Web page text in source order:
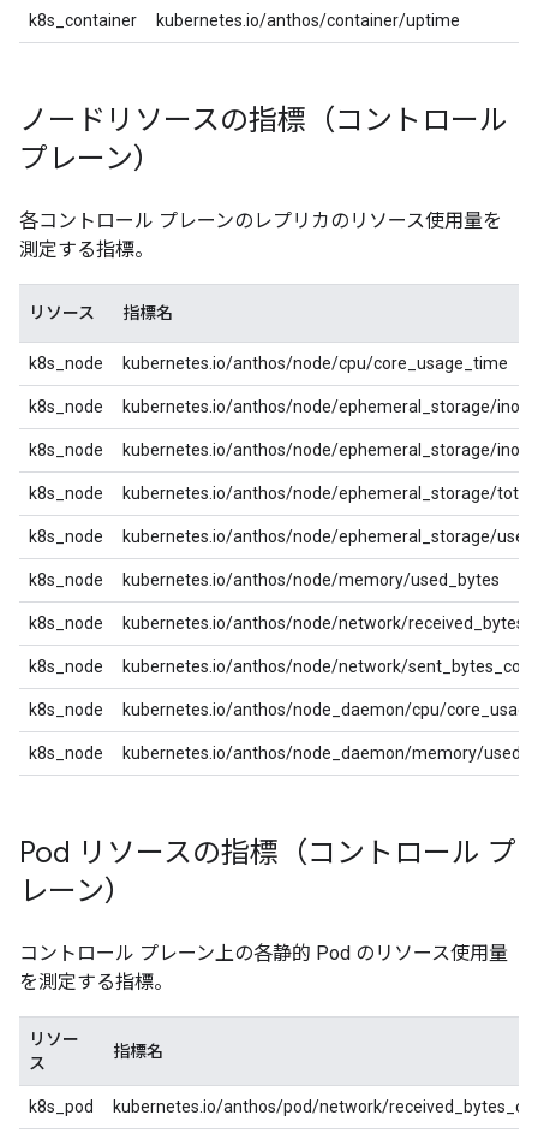
k8s_container kubernetes.io/anthos/container/uptime
ノードリソースの指標（コントロール
プレーン）
各コントロール プレーンのレプリカのリソース使用量を
測定する指標。
リソース 指標名
k8s_node kubernetes.io/anthos/node/cpu/core_usage_time
k8s_node kubernetes.io/anthos/node/ephemeral_storage/
k8s_node kubernetes.io/anthos/node/ephemeral_storage/
k8s_node kubernetes.io/anthos/node/ephemeral_storage/
k8s_node kubernetes.io/anthos/node/ephemeral_storage/
k8s_node kubernetes.io/anthos/node/memory/used_bytes
k8s_node kubernetes.io/anthos/node/network/
k8s_node kubernetes.io/anthos/node/network/
k8s_node kubernetes.io/anthos/node_daemon/cpu/
k8s_node kubernetes.io/anthos/node_daemon/memory/
Pod リソースの指標（コントロール プ
レーン）
コントロール プレーン上の各静的 Pod のリソース使用量
を測定する指標。
リソー
ス
指標名
k8s_pod kubernetes.io/anthos/pod/network/